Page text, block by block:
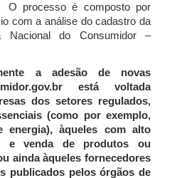
processo é composto por
com a análise do cadastro da
Nacional do Consumidor –
a adesão de novas
está voltada
dos setores regulados,
(como por exemplo,
energia), àqueles com alto
e venda de produtos ou
ainda àqueles fornecedores
publicados pelos órgãos de